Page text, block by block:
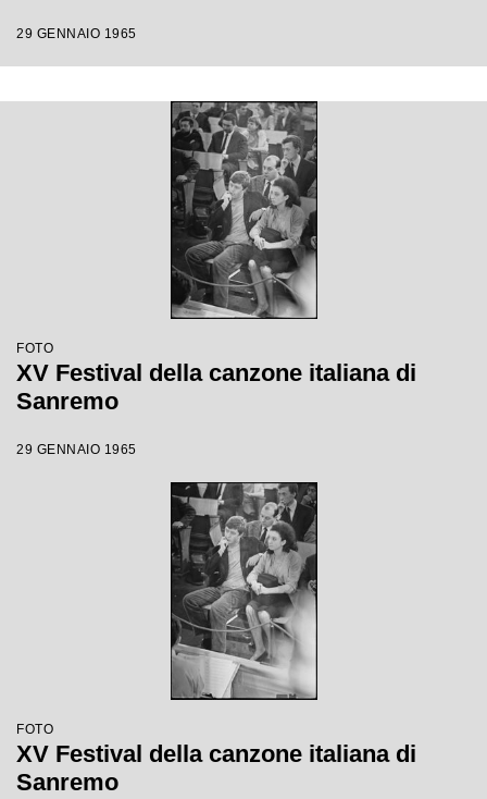
29 GENNAIO 1965
FOTO
XV Festival della canzone italiana di
Sanremo
29 GENNAIO 1965
FOTO
XV Festival della canzone italiana di
Sanremo